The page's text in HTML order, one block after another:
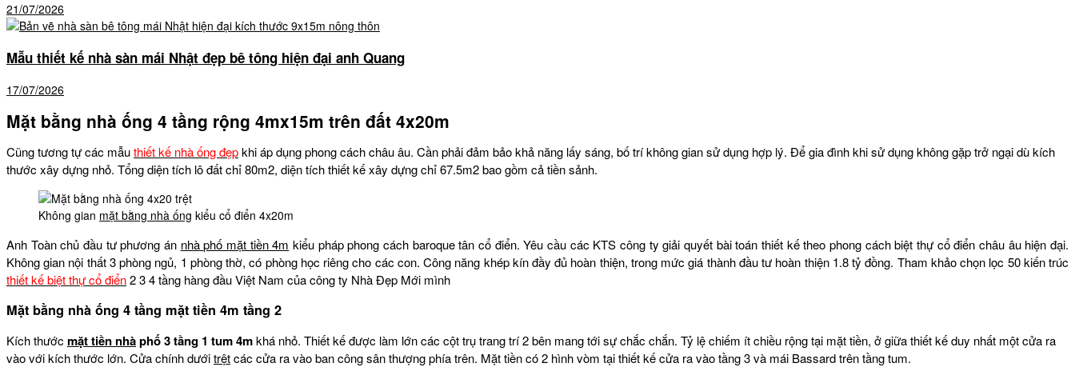
21/07/2026
Mẫu thiết kế nhà sàn mái Nhật đẹp bê tông hiện đại anh Quang
17/07/2026
Mặt bằng nhà ống 4 tầng rộng 4mx15m trên đất 4x20m
Cũng tương tự các mẫuthiết kế nhà ống đẹpkhi áp dụng phong cách châu âu. Cần phải đảm bảo khả năng lấy sáng, bố trí không gian sử dụng hợp lý. Để gia đình khi sử dụng không gặp trở ngại dù kích
thước xây dựng nhỏ. Tổng diện tích lô đất chỉ 80m2, diện tích thiết kế xây dựng chỉ 67.5m2 bao gồm cả tiền sảnh.
Không gian mặt bằng nhà ống kiểu cổ điển 4x20m
Anh Toàn chủ đầu tư phương án nhà phố mặt tiền 4m kiểu pháp phong cách baroque tân cổ điển. Yêu cầu các KTS công ty giải quyết bài toán thiết kế theo phong cách biệt thự cổ điển châu âu hiện đại.
Không gian nội thất 3 phòng ngủ, 1 phòng thờ, có phòng học riêng cho các con. Công năng khép kín đầy đủ hoàn thiện, trong mức giá thành đầu tư hoàn thiện 1.8 tỷ đồng. Tham khảo chọn lọc 50 kiến trúc
thiết kế biệt thự cổ điển2 3 4 tầng hàng đầu Việt Nam của công ty Nhà Đẹp Mới mình
Mặt bằng nhà ống 4 tầng mặt tiền 4m tầng 2
Kích thước mặt tiền nhàphố 3 tầng 1 tum 4mkhá nhỏ. Thiết kế được làm lớn các cột trụ trang trí 2 bên mang tới sự chắc chắn. Tỷ lệ chiếm ít chiều rộng tại mặt tiền, ở giữa thiết kế duy nhất một cửa ra
vào với kích thước lớn. Cửa chính dướitrệtcác cửa ra vào ban công sân thượng phía trên. Mặt tiền có 2 hình vòm tại thiết kế cửa ra vào tầng 3 và mái Bassard trên tầng tum.